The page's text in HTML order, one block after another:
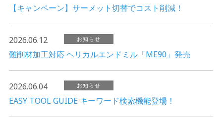
【キャンペーン】サーメット切替でコスト削減！
2026.06.12 お知らせ
難削材加工対応 ヘリカルエンドミル「ME90」発売
2026.06.04 お知らせ
EASY TOOL GUIDE キーワード検索機能登場！